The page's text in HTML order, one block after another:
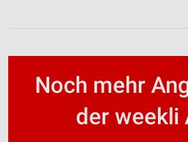
Noch mehr
der weekli